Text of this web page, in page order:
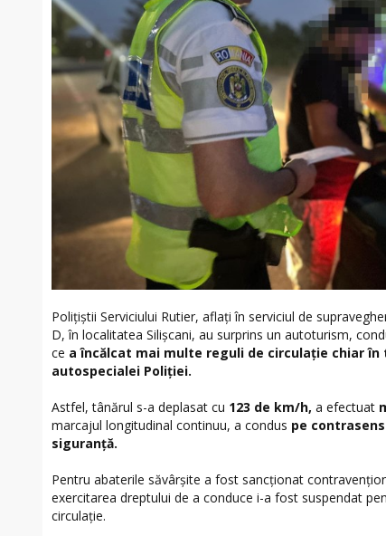
Polițiștii Serviciului Rutier, aflați în serviciul de
D, în localitatea Silișcani, au surprins un autoturism,
ce a încălcat mai multe reguli de circulație chiar
autospecialei Poliției.
Astfel, tânărul s-a deplasat cu 123 de km/h, a efectuat
marcajul longitudinal continuu, a condus pe contrasens
siguranță.
Pentru abaterile săvârșite a fost sancționat
exercitarea dreptului de a conduce i-a fost suspendat
circulație.